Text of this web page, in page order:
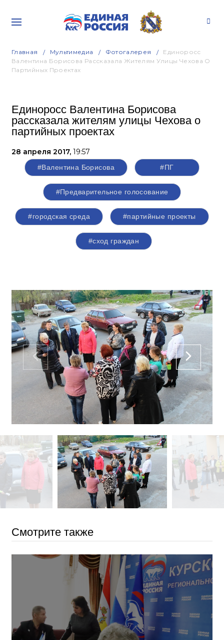
Главная Мультимедиа Фотогалерея
Единоросс
Валентина Борисова Рассказала Жителям Улицы Чехова О
Партийных Проектах
Единоросс Валентина Борисова
рассказала жителям улицы Чехова о
партийных проектах
28 апреля 2017, 19:57
#Валентина Борисова #ПГ
#Предварительное голосование
#городская среда #партийные проекты
#сход граждан
Смотрите также